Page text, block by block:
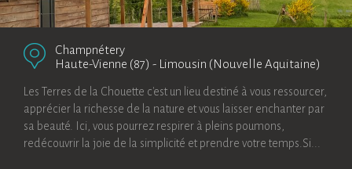
Champnétery
Haute-Vienne (87) - Limousin (Nouvelle Aquitaine)
Les Terres de la Chouette c'est un lieu destiné à vous ressourcer,
apprécier la richesse de la nature et vous laisser enchanter par
sa beauté. Ici, vous pourrez respirer à pleins poumons,
redécouvrir la joie de la simplicité et prendre votre temps.Si...